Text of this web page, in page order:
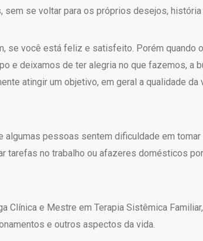
se voltar para os próprios desejos,
se você está feliz e satisfeito. Porém quando
e deixamos de ter alegria no que fazemos, a
atingir um objetivo, em geral a qualidade
pessoas sentem dificuldade em
tarefas no trabalho ou afazeres domésticos
Clínica e Mestre em Terapia Sistêmica
e outros aspectos da vida.